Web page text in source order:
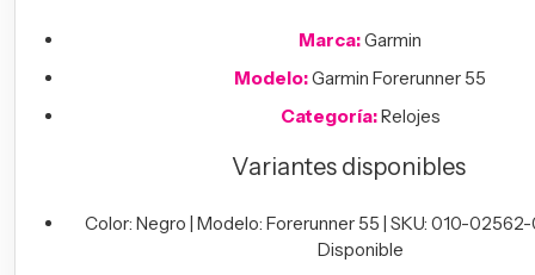
Marca:Garmin
Modelo:Garmin Forerunner 55
Categoría:Relojes
Variantes disponibles
Color: Negro | Modelo: Forerunner 55 | SKU: 010-
Disponible